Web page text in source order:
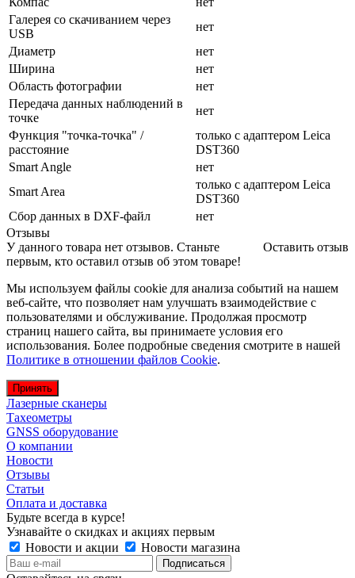
Галерея со скачиванием через
USB
нет
Диаметр
нет
Ширина
нет
Область фотографии
нет
Передача данных наблюдений в
точке
нет
Функция "точка-точка" /
расстояние
только с адаптером Leica
DST360
Smart Angle
нет
Smart Area
только с адаптером Leica
DST360
Сбор данных в DXF-файл
нет
Отзывы
Оставить отзыв
У данного товара нет отзывов. Станьте
первым, кто оставил отзыв об этом товаре!
Мы используем файлы cookie для анализа событий на нашем
веб-сайте, что позволяет нам улучшать взаимодействие с
пользователями и обслуживание. Продолжая просмотр
страниц нашего сайта, вы принимаете условия его
использования. Более подробные сведения смотрите в нашей
Политике в отношении файлов Cookie.
Принять
Лазерные сканеры
Тахеометры
GNSS оборудование
О компании
Новости
Отзывы
Статьи
Оплата и доставка
Будьте всегда в курсе!
Узнавайте о скидках и акциях первым
Новости и акции
Новости магазина